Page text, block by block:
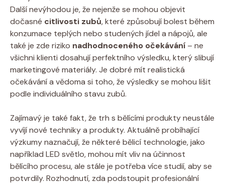
Další nevýhodou je, že nejenže se mohou objevit
dočasné citlivosti zubů, které způsobují bolest během
konzumace teplých nebo studených jídel a nápojů, ale
také je zde riziko nadhodnoceného očekávání – ne
všichni klienti dosahují perfektního výsledku, který slibují
marketingové materiály. Je dobré mít realistická
očekávání a vědoma si toho, že výsledky se mohou lišit
podle individuálního stavu zubů.
Zajímavý je také fakt, že trh s bělícími produkty neustále
vyvíjí nové techniky a produkty. Aktuálně probíhající
výzkumy naznačují, že některé bělicí technologie, jako
například LED světlo, mohou mít vliv na účinnost
bělícího procesu, ale stále je potřeba více studií, aby se
potvrdily. Rozhodnutí, zda podstoupit profesionální